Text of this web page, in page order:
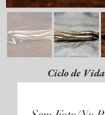
Ciclo de Vida